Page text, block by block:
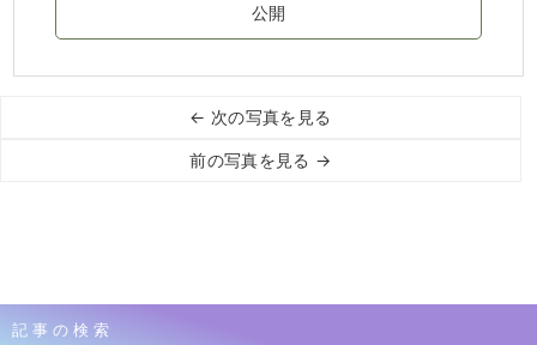
公開
← 次の写真を見る
前の写真を見る →
記事の検索